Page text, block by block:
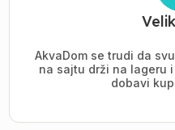
AkvaDom se trudi da
na sajtu drži na lageru
dobavi